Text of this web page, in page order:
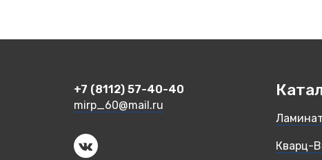
+7 (8112) 57-40-40
mirp_60@mail.ru
Кварц-